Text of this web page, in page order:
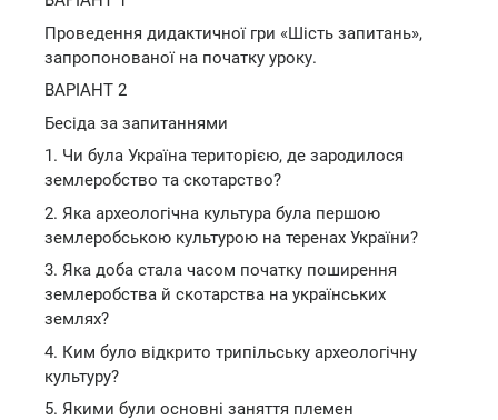
Проведення дидактичної гри «Шість запитань»,
запропонованої на початку уроку.
ВАРІАНТ 2
Бесіда за запитаннями
1. Чи була Україна територією, де зародилося
землеробство та скотарство?
2. Яка археологічна культура була першою
землеробською культурою на теренах України?
3. Яка доба стала часом початку поширення
землеробства й скотарства на українських
землях?
4. Ким було відкрито трипільську археологічну
культуру?
5. Якими були основні заняття племен